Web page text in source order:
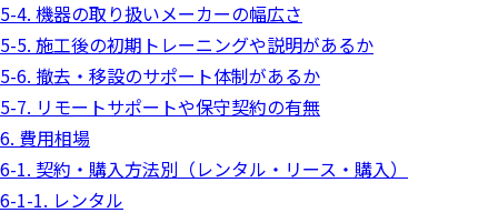
5-4. 機器の取り扱いメーカーの幅広さ
5-5. 施工後の初期トレーニングや説明があるか
5-6. 撤去・移設のサポート体制があるか
5-7. リモートサポートや保守契約の有無
6. 費用相場
6-1. 契約・購入方法別（レンタル・リース・購入）
6-1-1. レンタル